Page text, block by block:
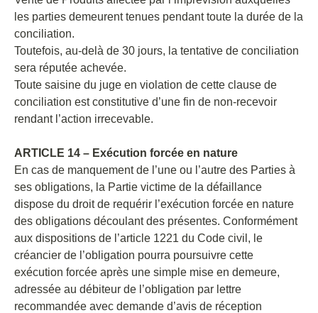
les parties demeurent tenues pendant toute la durée de la
conciliation.
Toutefois, au-delà de 30 jours, la tentative de conciliation
sera réputée achevée.
Toute saisine du juge en violation de cette clause de
conciliation est constitutive d’une fin de non-recevoir
rendant l’action irrecevable.
ARTICLE 14 – Exécution forcée en nature
En cas de manquement de l’une ou l’autre des Parties à
ses obligations, la Partie victime de la défaillance
dispose du droit de requérir l’exécution forcée en nature
des obligations découlant des présentes. Conformément
aux dispositions de l’article 1221 du Code civil, le
créancier de l’obligation pourra poursuivre cette
exécution forcée après une simple mise en demeure,
adressée au débiteur de l’obligation par lettre
recommandée avec demande d’avis de réception